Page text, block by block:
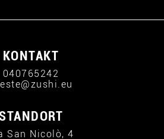
KONTAKT
040765242
San Nicolò, 4